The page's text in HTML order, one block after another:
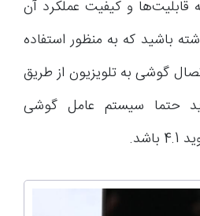
قابلیت‌ها و کیفیت عملکرد آن
باشید که به منظور استفاده
گوشی به تلویزیون از طریق
حتما سیستم عامل گوشی